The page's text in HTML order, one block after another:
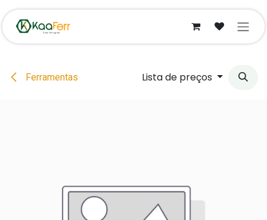
Pular para o conteúdo
Ferramentas Lista de preços